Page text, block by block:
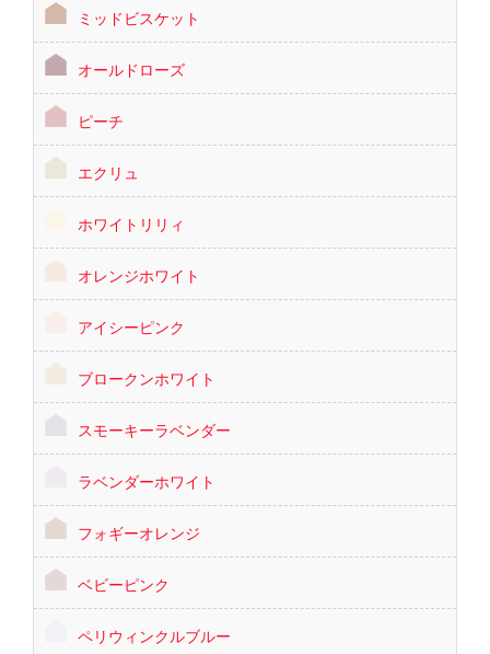
ミッドビスケット
オールドローズ
ピーチ
エクリュ
ホワイトリリィ
オレンジホワイト
アイシーピンク
ブロークンホワイト
スモーキーラベンダー
ラベンダーホワイト
フォギーオレンジ
ベビーピンク
ペリウィンクルブルー